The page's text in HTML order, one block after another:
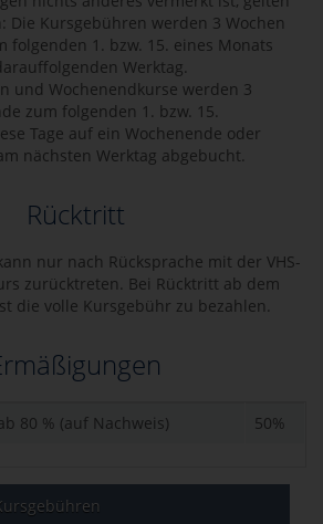
Die Kursgebühren werden 3 Wochen
folgenden 1. bzw. 15. eines Monats
Werktag.
und Wochenendkurse werden 3
zum folgenden 1. bzw. 15.
Tage auf ein Wochenende oder
nächsten Werktag abgebucht.
Rücktritt
nur nach Rücksprache mit der VHS-
zurücktreten. Bei Rücktritt ab dem
die volle Kursgebühr zu bezahlen.
80 % (auf Nachweis) 50%